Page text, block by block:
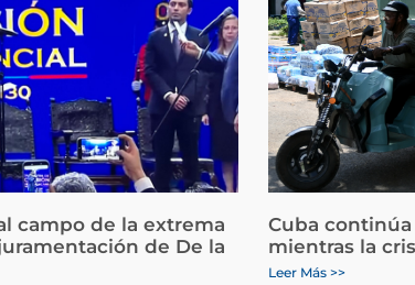
campo de la extrema
de De la
Cuba
mientras la
Leer Más >>